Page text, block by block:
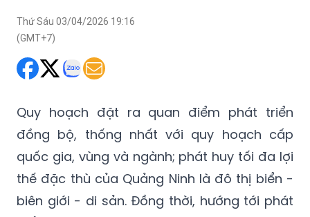
tế, phát triển cân bằng giữa kinh tế - xã hội - môi trường.
Thứ Sáu 03/04/2026 19:16
Quy hoạch đặt ra quan điểm phát triển
đồng bộ, thống nhất với quy hoạch cấp
quốc gia, vùng và ngành; phát huy tối đa lợi